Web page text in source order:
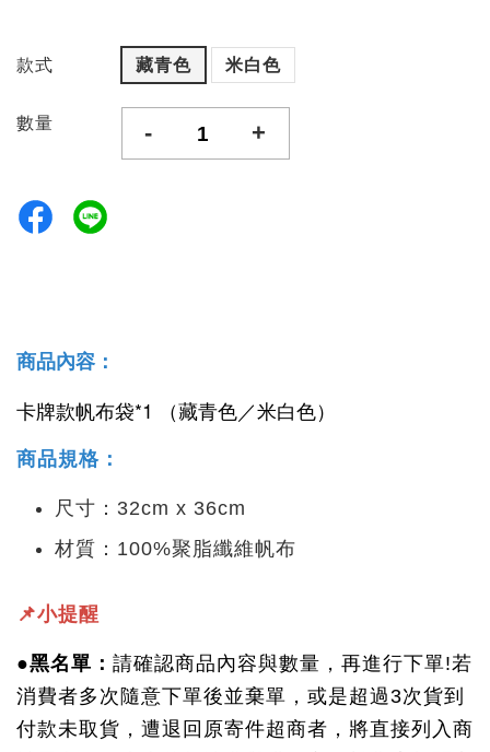
款式 藏青色 米白色
數量 - +
商品內容：
卡牌款帆布袋*1 （藏青色／米白色）
商品規格：
尺寸：32cm x 36cm
材質：100%聚脂纖維帆布
📌小提醒
●黑名單： 請確認商品內容與數量，再進行下單!若
消費者多次隨意下單後並棄單，或是超過3次貨到
付款未取貨，遭退回原寄件超商者，將直接列入商